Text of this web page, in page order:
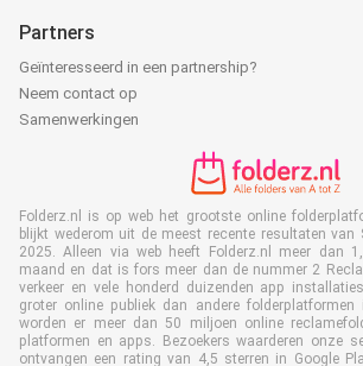
Partners
Geïnteresseerd in een partnership?
Neem contact op
Samenwerkingen
Folderz.nl is op web het grootste online
blijkt wederom uit de meest recente resultaten van
2025. Alleen via web heeft Folderz.nl meer dan
maand en dat is fors meer dan de nummer 2
verkeer en vele honderd duizenden app
groter online publiek dan andere folderplatformen
worden er meer dan 50 miljoen online
platformen en apps. Bezoekers waarderen onze
ontvangen een rating van 4,5 sterren in Google